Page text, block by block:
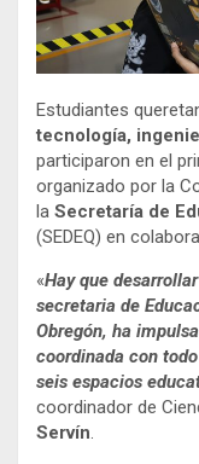
Estudiantes
tecnología,
participaron en el
organizado por la
la Secretaría de
(SEDEQ) en
«Hay que
secretaria de
Obregón, ha
coordinada con
seis espacios
coordinador de
Servín.